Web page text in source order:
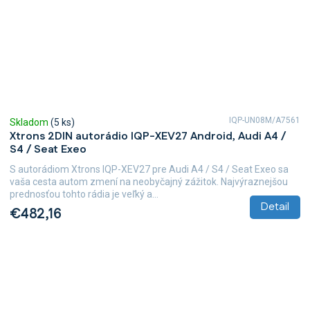
Xtrons 2DIN autorádio IQP-XEV27 Android, Audi A4 /
S4 / Seat Exeo
Skladom (5 ks)
€482,16 Detail
S autorádiom Xtrons IQP-XEV27 pre Audi A4 / S4 / Seat Exeo sa
vaša cesta autom zmení na neobyčajný zážitok. Najvýraznejšou
prednosťou tohto rádia je veľký a...
IQP-UN08M/A7561